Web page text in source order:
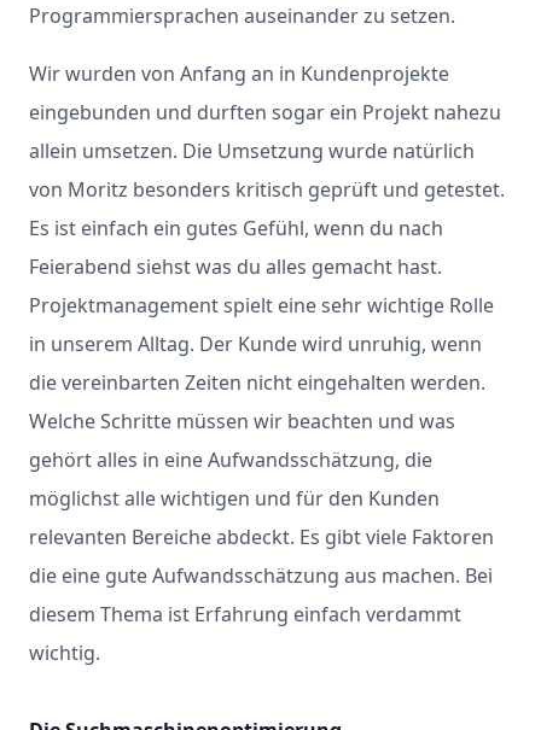
Programmiersprachen auseinander zu setzen.
Wir wurden von Anfang an in Kundenprojekte
eingebunden und durften sogar ein Projekt nahezu
allein umsetzen. Die Umsetzung wurde natürlich
von Moritz besonders kritisch geprüft und getestet.
Es ist einfach ein gutes Gefühl, wenn du nach
Feierabend siehst was du alles gemacht hast.
Projektmanagement spielt eine sehr wichtige Rolle
in unserem Alltag. Der Kunde wird unruhig, wenn
die vereinbarten Zeiten nicht eingehalten werden.
Welche Schritte müssen wir beachten und was
gehört alles in eine Aufwandsschätzung, die
möglichst alle wichtigen und für den Kunden
relevanten Bereiche abdeckt. Es gibt viele Faktoren
die eine gute Aufwandsschätzung aus machen. Bei
diesem Thema ist Erfahrung einfach verdammt
wichtig.